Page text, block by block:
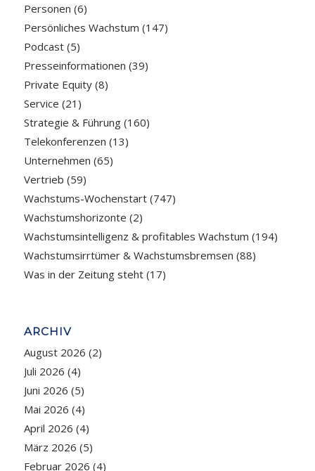
Personen (6)
Persönliches Wachstum (147)
Podcast(5)
Presseinformationen (39)
Private Equity(8)
Service (21)
Strategie & Führung(160)
Telekonferenzen (13)
Unternehmen (65)
Vertrieb (59)
Wachstums-Wochenstart(747)
Wachstumshorizonte (2)
Wachstumsintelligenz & profitables Wachstum (194)
Wachstumsirrtümer & Wachstumsbremsen (88)
Was in der Zeitung steht(17)
ARCHIV
August 2026 (2)
Juli 2026 (4)
Juni 2026 (5)
Mai 2026 (4)
April 2026 (4)
März 2026 (5)
Februar 2026 (4)